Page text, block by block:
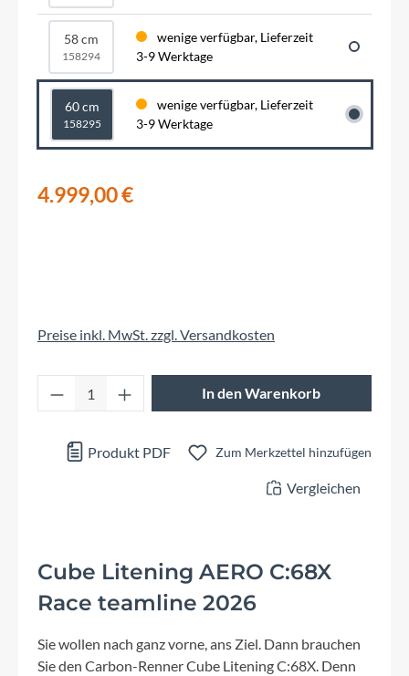
58 cm
158294
wenige verfügbar, Lieferzeit
3-9 Werktage
60 cm
158295
wenige verfügbar, Lieferzeit
3-9 Werktage
4.999,00 €
Preise inkl. MwSt. zzgl. Versandkosten
Produkt Anzahl: Gib den gewünschten
In den Warenkorb
Produkt PDF Zum Merkzettel hinzufügen
Vergleichen
Cube Litening AERO C:68X
Race teamline 2026
Sie wollen nach ganz vorne, ans Ziel. Dann brauchen
Sie den Carbon-Renner Cube Litening C:68X. Denn